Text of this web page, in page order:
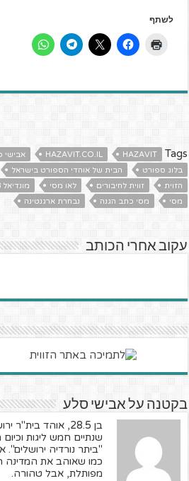
לשתף
Tags
HAZAVIT
HAZAVIT.CO.IL אבישי
בלוג ספורט
הבית של אוהדי הספורט בישראל
הזוית
זווית לחיבורים לאו מסי מונדיאל 2018
מסי
מסי כתב הגנה נבחרת ארגנטינה
עקוב אחרי הכותב
בקטנה על אבישי סלע
בן 28.5, אוהד
שנתיים חמש ליגות
"ביתר נורדיה
כמו שאוהב את
מפותלת, אבל טהורה.